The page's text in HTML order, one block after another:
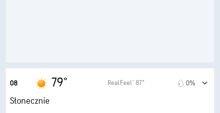
08 79° RealFeel® 87° 0%
Słonecznie